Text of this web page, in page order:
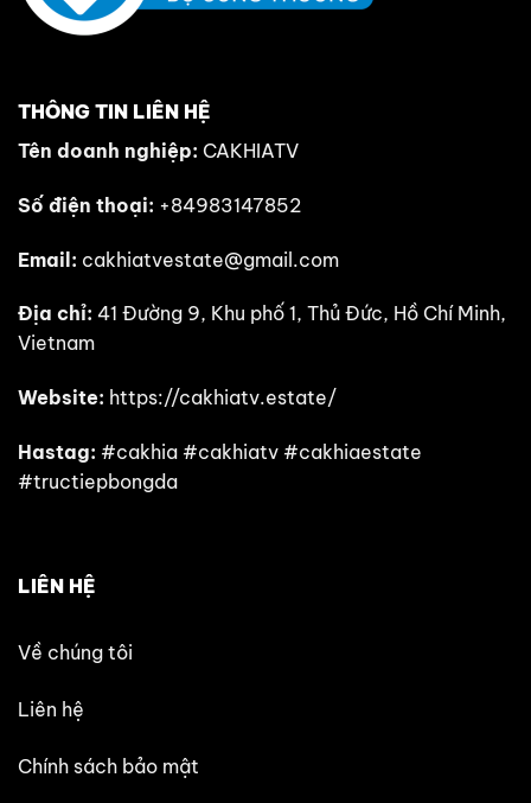
THÔNG TIN LIÊN HỆ
Tên doanh nghiệp: CAKHIATV
Số điện thoại: +84983147852
Email: cakhiatvestate@gmail.com
Địa chỉ: 41 Đường 9, Khu phố 1, Thủ Đức, Hồ Chí Minh,
Vietnam
Website: https://cakhiatv.estate/
Hastag: #cakhia #cakhiatv #cakhiaestate
#tructiepbongda
LIÊN HỆ
Về chúng tôi
Liên hệ
Chính sách bảo mật